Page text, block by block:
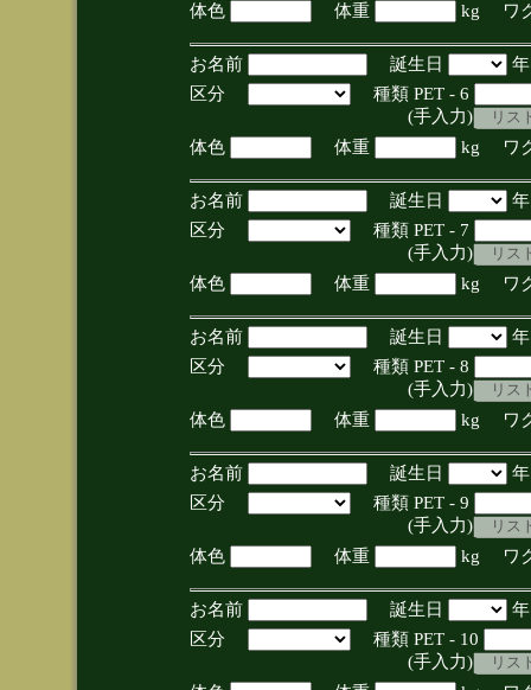
体色
体重 kg ワ
お名前 誕生日
区分
種類 PET - 6
(手入力)
体色
体重 kg ワ
お名前 誕生日
区分
種類 PET - 7
(手入力)
体色
体重 kg ワ
お名前 誕生日
区分
種類 PET - 8
(手入力)
体色
体重 kg ワ
お名前 誕生日
区分
種類 PET - 9
(手入力)
体色
体重 kg ワ
お名前 誕生日
区分
種類 PET - 10
(手入力)